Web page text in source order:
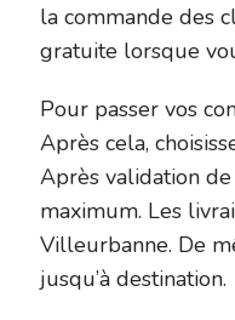
la commande des
gratuite lorsque
Pour passer vos
Après cela,
Après validation
maximum. Les
Villeurbanne. De
jusqu’à destination.